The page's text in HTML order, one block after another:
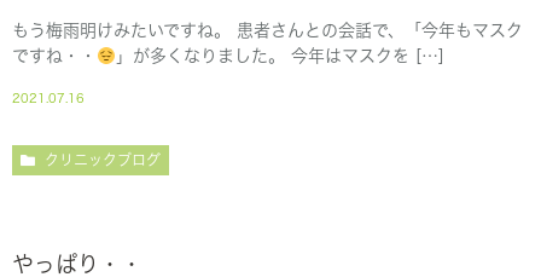
もう梅雨明けみたいですね。 患者さんとの会話で、「今年もマスク
ですね・・
」が多くなりました。 今年はマスクを […]
2021.07.16
クリニックブログ
やっぱり・・